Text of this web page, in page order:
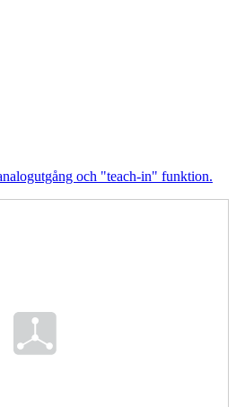
och "teach-in" funktion.